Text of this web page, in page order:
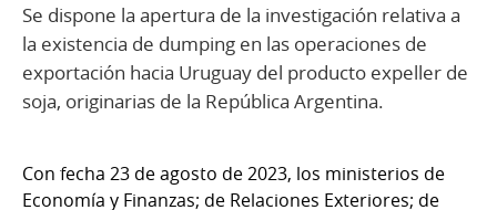
Se dispone la apertura de la investigación relativa a
la existencia de dumping en las operaciones de
exportación hacia Uruguay del producto expeller de
soja, originarias de la República Argentina.
Con fecha 23 de agosto de 2023, los ministerios de
Economía y Finanzas; de Relaciones Exteriores; de